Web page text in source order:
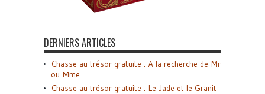
DERNIERS ARTICLES
Chasse au trésor gratuite : A la recherche de Mr
ou Mme
Chasse au trésor gratuite : Le Jade et le Granit